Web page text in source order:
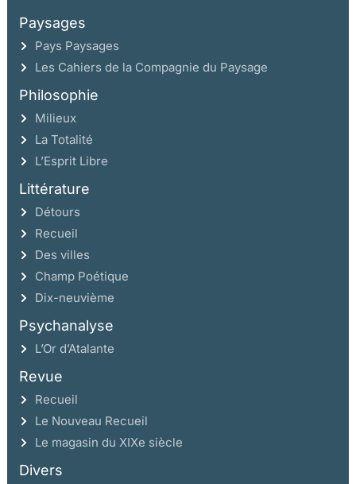
Paysages
Pays Paysages
Les Cahiers de la Compagnie du Paysage
Philosophie
Milieux
La Totalité
L’Esprit Libre
Littérature
Détours
Recueil
Des villes
Champ Poétique
Dix-neuvième
Psychanalyse
L’Or d’Atalante
Revue
Recueil
Le Nouveau Recueil
Le magasin du XIXe siècle
Divers